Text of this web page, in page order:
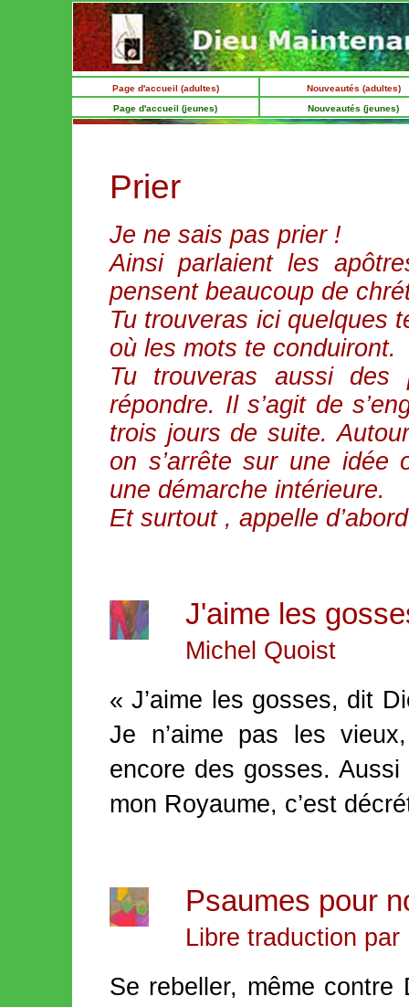
Page d'accueil (adultes)
Nouveautés (adultes)
Page d'accueil (jeunes)
Nouveautés (jeunes)
Prier
Je ne sais pas prier !
Ainsi parlaient les
pensent beaucoup de
Tu trouveras ici quelques
où les mots te conduiront.
Tu trouveras aussi des
répondre. Il s’agit de
trois jours de suite.
on s’arrête sur une idée
une démarche intérieure.
Et surtout , appelle
J'aime les
Michel Quoist
« J’aime les gosses, dit
Je n’aime pas les
encore des gosses.
mon Royaume, c’est
Psaumes pour
Libre traduction par
Se rebeller, même